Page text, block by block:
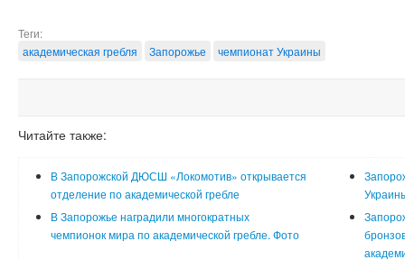
Теги:
академическая гребля
Запорожье чемпионат Украины
Читайте также:
В Запорожской ДЮСШ «Локомотив» открывается
отделение по академической гребле
В Запорожье наградили многократных
чемпионок мира по академической гребле. Фото